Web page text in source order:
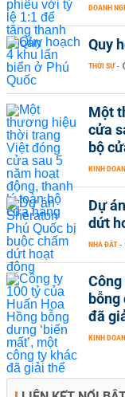
DOANH
Quy
THỜI SỰ -
Một
cửa
bộ
KINH
Dự
dứt
NHÀ ĐẤT -
bỗng
đã
KINH